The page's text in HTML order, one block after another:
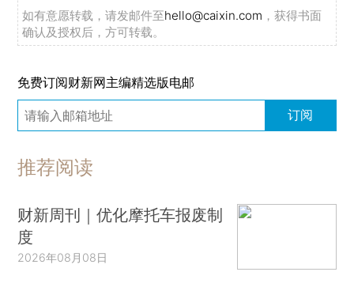
如有意愿转载，请发邮件至hello@caixin.com ，获得书面
确认及授权后，方可转载。
免费订阅财新网主编精选版电邮
订阅
推荐阅读
财新周刊｜优化摩托车报废制
度
2026年08月08日